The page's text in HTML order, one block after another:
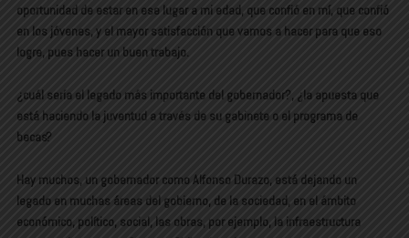
oportunidad de estar en ese lugar a mi edad, que confió en mí, que confió
en los jóvenes, y el mayor satisfacción que vamos a hacer para que eso
logre, pues hacer un buen trabajo.
¿cuál sería el legado más importante del gobernador?, ¿la apuesta que
está haciendo la juventud a través de su gabinete o el programa de
becas?
Hay muchos, un gobernador como Alfonso Durazo, está dejando un
legado en muchas áreas del gobierno, de la sociedad, en el ámbito
económico, político, social, las obras, por ejemplo, la infraestructura